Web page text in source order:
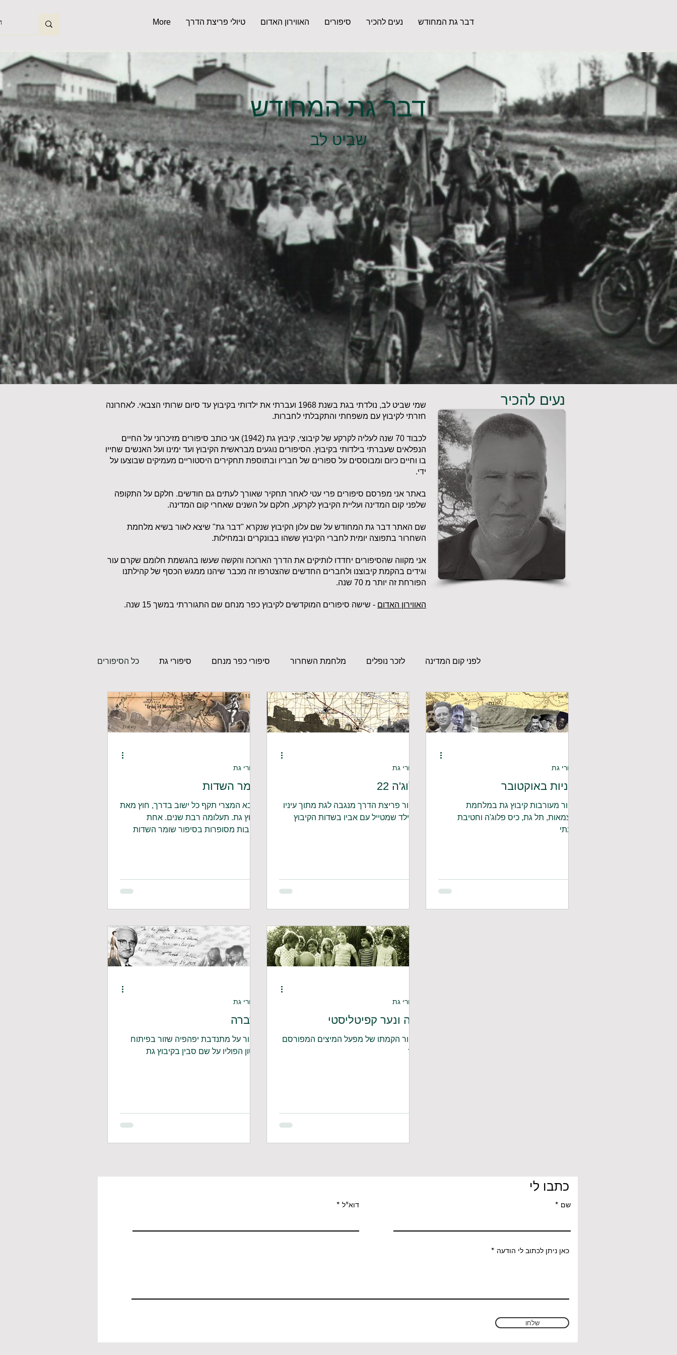
דבר גת המחודש נעים להכיר סיפורים האווירון האדום טיולי פריצת הדרך More
דבר גת המחודש
שביט לב
נעים להכיר
שמי שביט לב, נולדתי בגת בשנת 1968 ועברתי את ילדותי בקיבוץ עד סיום שרותי הצבאי. לאחרונה
חזרתי לקיבוץ עם משפחתי והתקבלתי לחברות.
לכבוד 70 שנה לעליה לקרקע של קיבוצי, קיבוץ גת (1942) אני כותב סיפורים מזיכרוני על החיים
הנפלאים שעברתי בילדותי בקיבוץ. הסיפורים נוגעים מבראשית הקיבוץ ועד ימינו ועל האנשים שחייו
בו וחיים כיום ומבוססים על ספורים של חבריו ובתוספת תחקירים היסטוריים מעמיקים שבוצעו על
ידי.
באתר אני מפרסם סיפורים פרי עטי לאחר תחקיר שאורך לעתים גם חודשים. חלקם על התקופה
שלפני קום המדינה ועליית הקיבוץ לקרקע, חלקם על השנים שאחרי קום המדינה.
שם האתר דבר גת המחודש על שם עלון הקיבוץ שנקרא "דבר גת" שיצא לאור בשיא מלחמת
השחרור בתפוצה יומית לחברי הקיבוץ ששהו בבונקרים ובמחילות.
אני מקווה שהסיפורים יחדדו לותיקים את הדרך הארוכה והקשה שעשו בהגשמת חלומם שקרם עור
וגידים בהקמת קיבוצנו ולחברים החדשים שהצטרפו זה מכבר שיהנו ממגש הכסף של קהילתנו
הפורחת זה יותר מ 70 שנה.
האווירון האדום - שישה סיפורים המוקדשים לקיבוץ כפר מנחם שם התגוררתי במשך 15 שנה.
כל הסיפורים סיפורי גת סיפורי כפר מנחם מלחמת השחרור לזכר נופלים לפני קום המדינה
סיפורים עם שלום רימר
שומר השדות
הצבא המצרי תקף כל ישוב בדרך, חוץ מאת
קיבוץ גת. תעלומה רבת שנים. אחת
הסיבות מסופרות בסיפור שומר השדות
סיפורי גת
פלוג'ה 22
סיפור פריצת הדרך מנגבה לגת מתוך עיניו
של ילד שמטייל עם אביו בשדות הקיבוץ
סיפורי גת
כלניות באוקטובר
סיפור מעורבות קיבוץ גת במלחמת
העצמאות, תל גת, כיס פלוג'ה וחטיבת
גבעתי
סיפורי גת
ברברה
סיפור על מתנדבת יפהפיה שזור בפיתוח
חיסון הפוליו על שם סבין בקיבוץ גת
סיפורי גת
יונה ונער קפיטליסטי
סיפור הקמתו של מפעל המיצים המפורסם
גניר
סיפורי גת
כתבו לי
דוא"ל שם
כאן ניתן לכתוב לי הודעה
שלחו